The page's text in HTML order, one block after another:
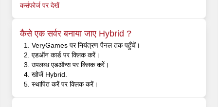
कर्सफोर्ज पर देखें
कैसे एक सर्वर बनाया जाए Hybrid ?
VeryGames पर नियंत्रण पैनल तक पहुँचें।
एडऑन कार्ड पर क्लिक करें।
उपलब्ध एडऑन्स पर क्लिक करें।
खोजें Hybrid.
स्थापित करें पर क्लिक करें।